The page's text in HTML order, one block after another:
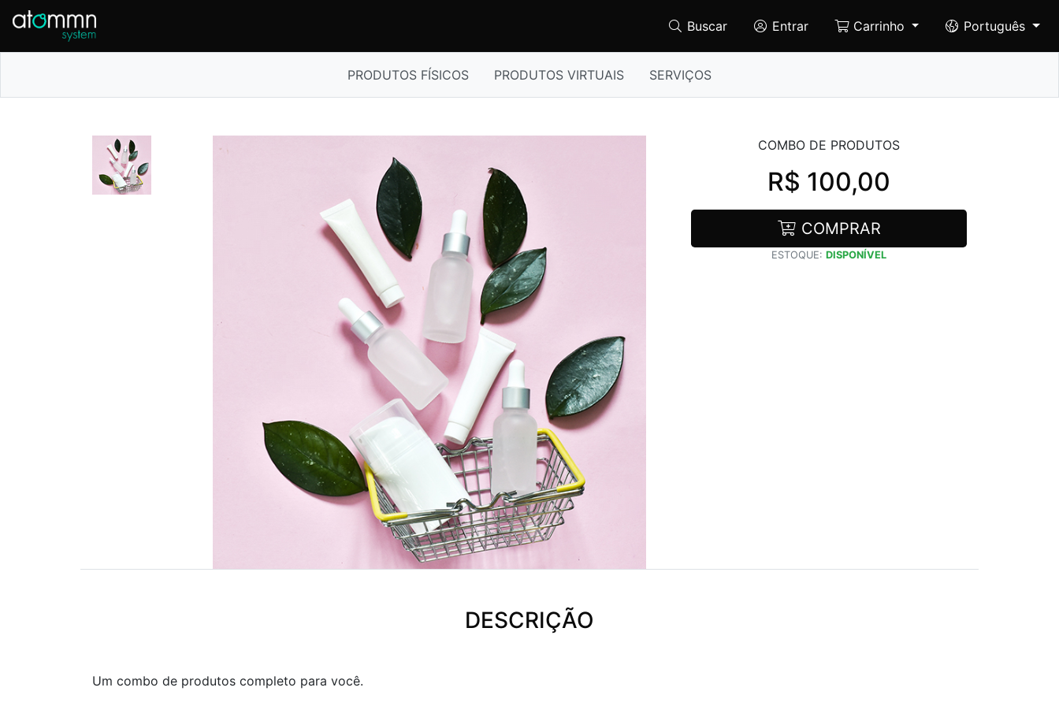
Buscar Entrar Carrinho Português
PRODUTOS FÍSICOS PRODUTOS VIRTUAIS SERVIÇOS
COMBO DE PRODUTOS
R$ 100,00
COMPRAR
ESTOQUE: DISPONÍVEL
DESCRIÇÃO
Um combo de produtos completo para você.